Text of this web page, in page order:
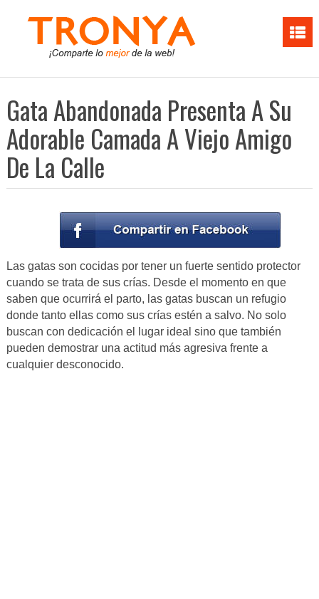
Gata Abandonada Presenta A Su
Adorable Camada A Viejo Amigo
De La Calle
Las gatas son cocidas por tener un fuerte sentido protector
cuando se trata de sus crías. Desde el momento en que
saben que ocurrirá el parto, las gatas buscan un refugio
donde tanto ellas como sus crías estén a salvo. No solo
buscan con dedicación el lugar ideal sino que también
pueden demostrar una actitud más agresiva frente a
cualquier desconocido.